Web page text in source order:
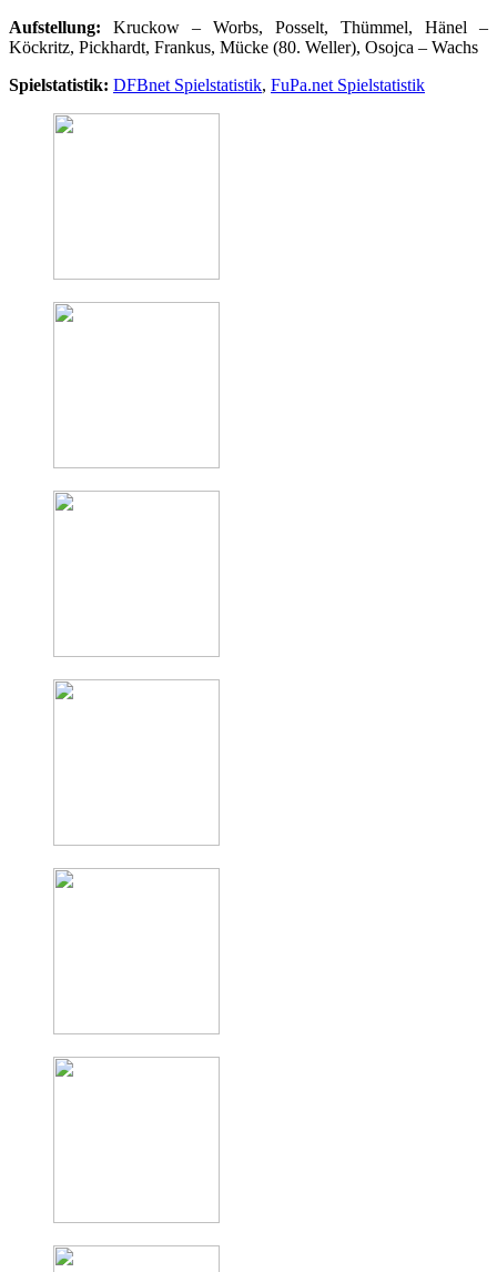
Aufstellung: Kruckow – Worbs, Posselt, Thümmel, Hänel –
Köckritz, Pickhardt, Frankus, Mücke (80. Weller), Osojca – Wachs
Spielstatistik: DFBnet Spielstatistik, FuPa.net Spielstatistik